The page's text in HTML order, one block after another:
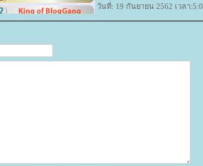
วันที่: 19 กันยายน 2562 เวลา